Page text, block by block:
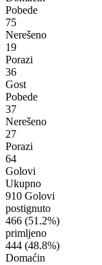
Pobede
75
Nerešeno
19
Porazi
36
Gost
Pobede
37
Nerešeno
27
Porazi
64
Golovi
Ukupno
910 Golovi
postignuto
466 (51.2%)
primljeno
444 (48.8%)
Domaćin